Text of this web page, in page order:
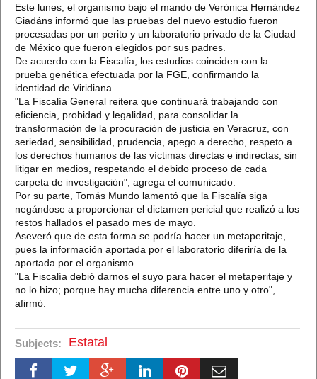
Este lunes, el organismo bajo el mando de Verónica Hernández
Giadáns informó que las pruebas del nuevo estudio fueron
procesadas por un perito y un laboratorio privado de la Ciudad
de México que fueron elegidos por sus padres.
De acuerdo con la Fiscalía, los estudios coinciden con la
prueba genética efectuada por la FGE, confirmando la
identidad de Viridiana.
"La Fiscalía General reitera que continuará trabajando con
eficiencia, probidad y legalidad, para consolidar la
transformación de la procuración de justicia en Veracruz, con
seriedad, sensibilidad, prudencia, apego a derecho, respeto a
los derechos humanos de las víctimas directas e indirectas, sin
litigar en medios, respetando el debido proceso de cada
carpeta de investigación", agrega el comunicado.
Por su parte, Tomás Mundo lamentó que la Fiscalía siga
negándose a proporcionar el dictamen pericial que realizó a los
restos hallados el pasado mes de mayo.
Aseveró que de esta forma se podría hacer un metaperitaje,
pues la información aportada por el laboratorio diferiría de la
aportada por el organismo.
"La Fiscalía debió darnos el suyo para hacer el metaperitaje y
no lo hizo; porque hay mucha diferencia entre uno y otro",
afirmó.
Subjects: Estatal